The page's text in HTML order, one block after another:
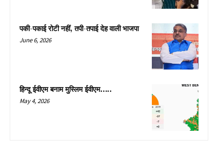
पकी-पकाई रोटी नहीं, तपी-तपाई देह वाली भाजपा
June 6, 2026
हिन्दू ईवीएम बनाम मुस्लिम ईवीएम…..
May 4, 2026